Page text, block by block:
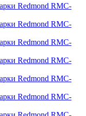
Redmond RMC-
Redmond RMC-
Redmond RMC-
Redmond RMC-
Redmond RMC-
Redmond RMC-